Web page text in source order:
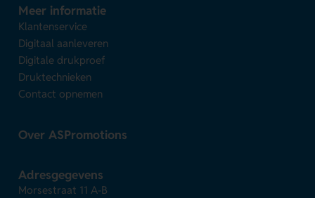
Meer informatie
Klantenservice
Digitaal aanleveren
Digitale drukproef
Druktechnieken
Contact opnemen
Over ASPromotions
Adresgegevens
Morsestraat 11 A-B